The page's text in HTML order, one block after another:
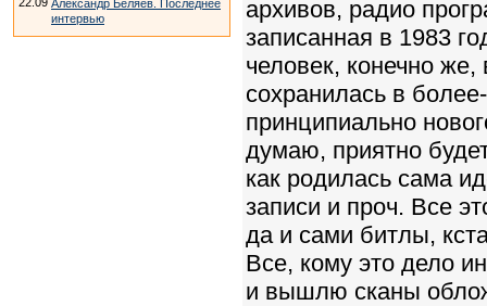
Александр Беляев. Последнее
интервью
архивов, радио
записанная в 1983
человек, конечно
сохранилась в
принципиально
думаю, приятно
как родилась сама
записи и проч. Все
да и сами битлы,
Все, кому это дело
и вышлю сканы